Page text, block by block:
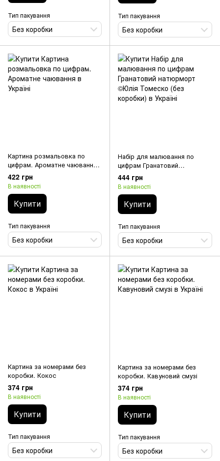
Тип пакування
Без коробки
Тип пакування
Без коробки
Картина розмальовка по
цифрам. Ароматне чаювання
(Без коробки)
422 грн
В наявності
Купити
Тип пакування
Без коробки
Набір для малювання по
цифрам Гранатовий
натюрморт ©Юлія Томеско
444 грн
В наявності
Купити
Тип пакування
Без коробки
Картина за номерами без
коробки. Кокос
374 грн
В наявності
Купити
Тип пакування
Без коробки
Картина за номерами без
коробки. Кавуновий смузі
374 грн
В наявності
Купити
Тип пакування
Без коробки